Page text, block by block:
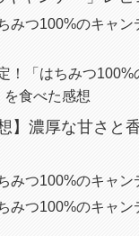
ちみつ100%のキャ
！「はちみつ100%
を食べた感想
】濃厚な甘さと
ちみつ100%のキャ
ちみつ100%のキャ